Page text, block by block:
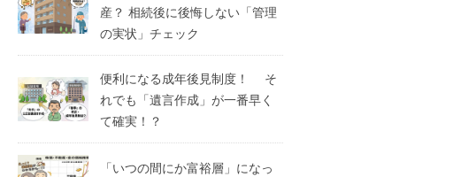
産？ 相続後に後悔しない「管理
の実状」チェック
便利になる成年後見制度！ そ
れでも「遺言作成」が一番早く
て確実！？
「いつの間にか富裕層」になっ